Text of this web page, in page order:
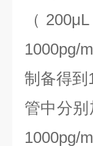
（
1000pg/
制备得到
管中分
1000pg/